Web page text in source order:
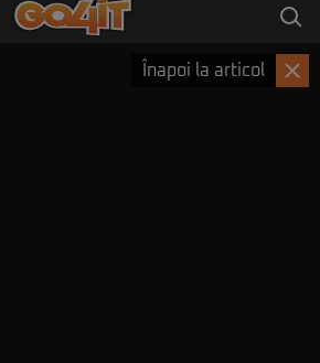
Înapoi la articol